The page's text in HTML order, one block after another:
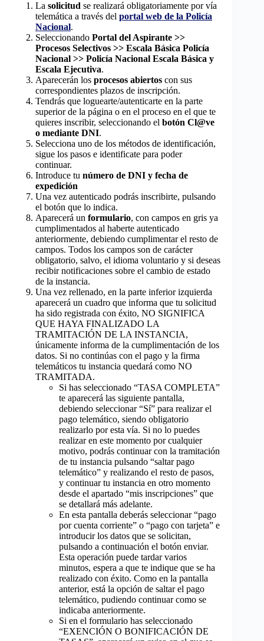
La solicitud se realizará obligatoriamente por vía
telemática a través del portal web de la Policía
Nacional.
Seleccionando Portal del Aspirante >>
Procesos Selectivos >> Escala Básica Policía
Nacional >> Policía Nacional Escala Básica y
Escala Ejecutiva.
Aparecerán los procesos abiertos con sus
correspondientes plazos de inscripción.
Tendrás que loguearte/autenticarte en la parte
superior de la página o en el proceso en el que te
quieres inscribir, seleccionando el botón Cl@ve
o mediante DNI.
Selecciona uno de los métodos de identificación,
sigue los pasos e identificate para poder
continuar.
Introduce tu número de DNI y fecha de
expedición
Una vez autenticado podrás inscribirte, pulsando
el botón que lo indica.
Aparecerá un formulario, con campos en gris ya
cumplimentados al haberte autenticado
anteriormente, debiendo cumplimentar el resto de
campos. Todos los campos son de carácter
obligatorio, salvo, el idioma voluntario y si deseas
recibir notificaciones sobre el cambio de estado
de la instancia.
Una vez rellenado, en la parte inferior izquierda
aparecerá un cuadro que informa que tu solicitud
ha sido registrada con éxito, NO SIGNIFICA
QUE HAYA FINALIZADO LA
TRAMITACIÓN DE LA INSTANCIA,
únicamente informa de la cumplimentación de los
datos. Si no continúas con el pago y la firma
telemáticos tu instancia quedará como NO
TRAMITADA.
Si has seleccionado “TASA COMPLETA”
te aparecerá las siguiente pantalla,
debiendo seleccionar “Sí” para realizar el
pago telemático, siendo obligatorio
realizarlo por esta vía. Si no lo puedes
realizar en este momento por cualquier
motivo, podrás continuar con la tramitación
de tu instancia pulsando “saltar pago
telemático” y realizando el resto de pasos,
y continuar tu instancia en otro momento
desde el apartado “mis inscripciones” que
se detallará más adelante.
En esta pantalla deberás seleccionar “pago
por cuenta corriente” o “pago con tarjeta” e
introducir los datos que se solicitan,
pulsando a continuación el botón enviar.
Esta operación puede tardar varios
minutos, espera a que te indique que se ha
realizado con éxito. Como en la pantalla
anterior, está la opción de saltar el pago
telemático, pudiendo continuar como se
indicaba anteriormente.
Si en el formulario has seleccionado
“EXENCIÓN O BONIFICACIÓN DE